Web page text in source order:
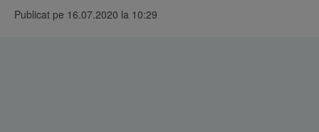
Publicat pe 16.07.2020 la 10:29